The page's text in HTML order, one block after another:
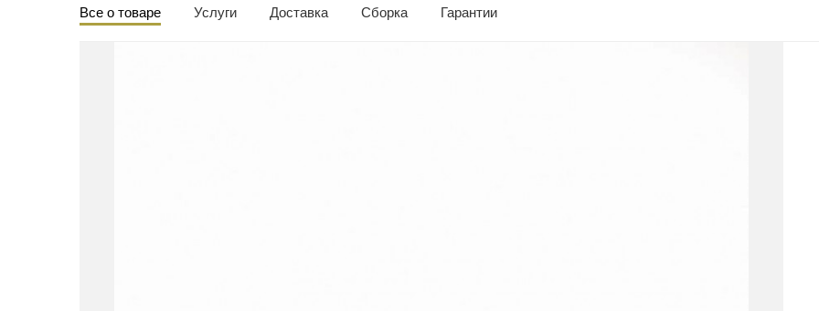
Все о товаре Услуги Доставка Сборка Гарантии